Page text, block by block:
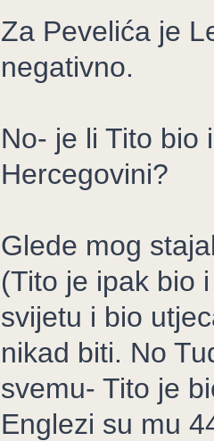
Za Pevelića je
negativno.
No- je li Tito bio
Hercegovini?
Glede mog
(Tito je ipak bio
svijetu i bio
nikad biti. No
svemu- Tito je
Englezi su mu